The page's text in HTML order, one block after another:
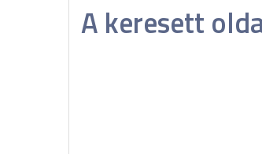
A keresett